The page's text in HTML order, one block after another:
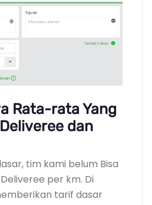
Rata-rata Yang
dan
tim kami belum Bisa
per km. Di
tarif dasar